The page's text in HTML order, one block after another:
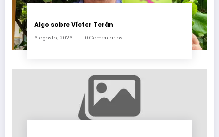
Algo sobre Víctor Terán
6 agosto, 2026 0 Comentarios